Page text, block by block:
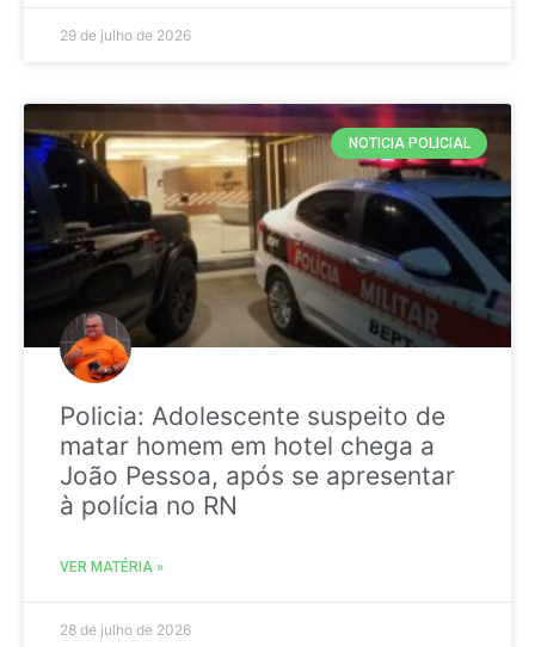
29 de julho de 2026
NOTICIA POLICIAL
Policia: Adolescente suspeito de
matar homem em hotel chega a
João Pessoa, após se apresentar
à polícia no RN
VER MATÉRIA »
28 de julho de 2026